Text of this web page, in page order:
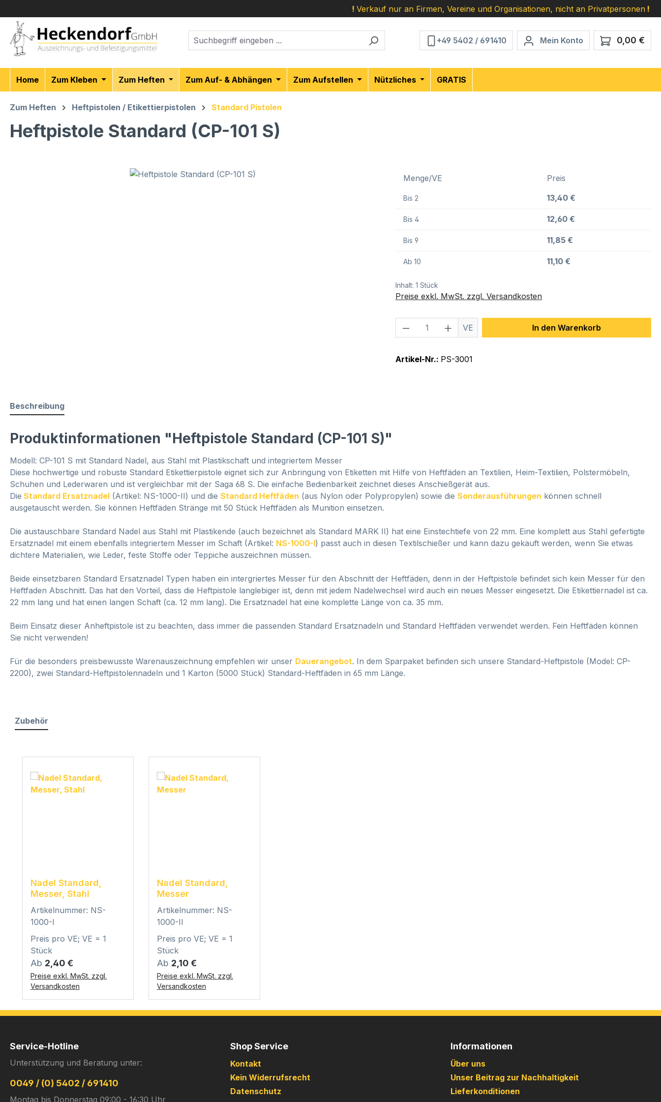
! Verkauf nur an Firmen, Vereine und Organisationen, nicht an Privatpersonen !
+49 5402 / 691410 Mein Konto 0,00 €
Home Zum Kleben Zum Heften Zum Auf- & Abhängen Zum Aufstellen Nützliches GRATIS
Zum Heften Heftpistolen / Etikettierpistolen Standard Pistolen
Heftpistole Standard (CP-101 S)
Menge/VE Preis
Bis 2 13,40 €
Bis 4 12,60 €
Bis 9 11,85 €
Ab 10 11,10 €
Inhalt: 1 Stück
Preise exkl. MwSt. zzgl. Versandkosten
Produkt Anzahl: Gib den gewünschten Wert
VE In den Warenkorb
Artikel-Nr.: PS-3001
Beschreibung
Produktinformationen "Heftpistole Standard (CP-101 S)"
Modell: CP-101 S mit Standard Nadel, aus Stahl mit Plastikschaft und integriertem Messer
Diese hochwertige und robuste Standard Etikettierpistole eignet sich zur Anbringung von Etiketten mit Hilfe von Heftfäden an Textilien, Heim-Textilien, Polstermöbeln,
Schuhen und Lederwaren und ist vergleichbar mit der Saga 68 S. Die einfache Bedienbarkeit zeichnet dieses Anschießgerät aus.
Die Standard Ersatznadel (Artikel: NS-1000-II) und die Standard Heftfäden (aus Nylon oder Polypropylen) sowie die Sonderausführungen können schnell
ausgetauscht werden. Sie können Heftfäden Stränge mit 50 Stück Heftfäden als Munition einsetzen.
Die austauschbare Standard Nadel aus Stahl mit Plastikende (auch bezeichnet als Standard MARK II) hat eine Einstechtiefe von 22 mm. Eine komplett aus Stahl gefertigte
Ersatznadel mit einem ebenfalls integriertem Messer im Schaft (Artikel: NS-1000-I) passt auch in diesen Textilschießer und kann dazu gekauft werden, wenn Sie etwas
dichtere Materialien, wie Leder, feste Stoffe oder Teppiche auszeichnen müssen.
Beide einsetzbaren Standard Ersatznadel Typen haben ein intergriertes Messer für den Abschnitt der Heftfäden, denn in der Heftpistole befindet sich kein Messer für den
Heftfaden Abschnitt. Das hat den Vorteil, dass die Heftpistole langlebiger ist, denn mit jedem Nadelwechsel wird auch ein neues Messer eingesetzt. Die Etikettiernadel ist ca.
22 mm lang und hat einen langen Schaft (ca. 12 mm lang). Die Ersatznadel hat eine komplette Länge von ca. 35 mm.
Beim Einsatz dieser Anheftpistole ist zu beachten, dass immer die passenden Standard Ersatznadeln und Standard Heftfäden verwendet werden. Fein Heftfäden können
Sie nicht verwenden!
Für die besonders preisbewusste Warenauszeichnung empfehlen wir unser Dauerangebot. In dem Sparpaket befinden sich unsere Standard-Heftpistole (Model: CP-
2200), zwei Standard-Heftpistolennadeln und 1 Karton (5000 Stück) Standard-Heftfäden in 65 mm Länge.
Zubehör
Nadel Standard,
Messer, Stahl
Artikelnummer: NS-
1000-I
Preis pro VE; VE = 1
Stück
Regulärer Preis:
Ab 2,40 €
Preise exkl. MwSt. zzgl.
Versandkosten
Nadel Standard,
Messer
Artikelnummer: NS-
1000-II
Preis pro VE; VE = 1
Stück
Regulärer Preis:
Ab 2,10 €
Preise exkl. MwSt. zzgl.
Versandkosten
Service-Hotline
Unterstützung und Beratung unter:
0049 / (0) 5402 / 691410
Montag bis Donnerstag 09:00 - 16:30 Uhr
Shop Service
Kontakt
Kein Widerrufsrecht
Datenschutz
Informationen
Über uns
Unser Beitrag zur Nachhaltigkeit
Lieferkonditionen